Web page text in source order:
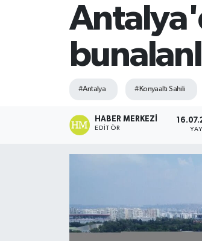
#Antalya #Konyaaltı Sahili
HABER MERKEZI
EDITÖR